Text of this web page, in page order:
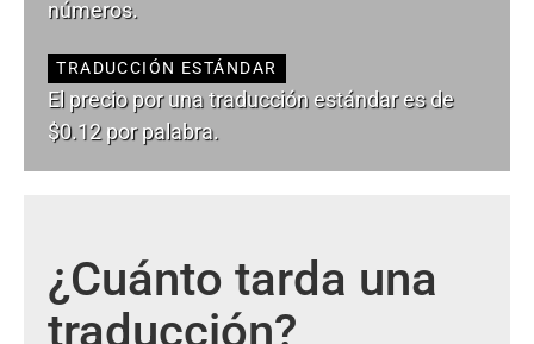
números.
TRADUCCIÓN ESTÁNDAR
El precio por una traducción estándar es de
$0.12 por palabra.
¿Cuánto tarda una
traducción?